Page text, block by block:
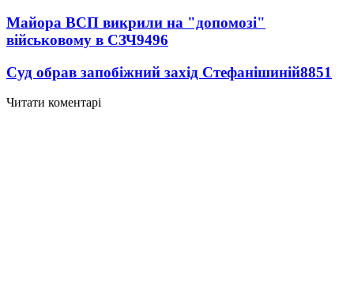
Майора ВСП викрили на "допомозі"
військовому в СЗЧ9496
Суд обрав запобіжний захід Стефанішиній8851
Читати коментарі